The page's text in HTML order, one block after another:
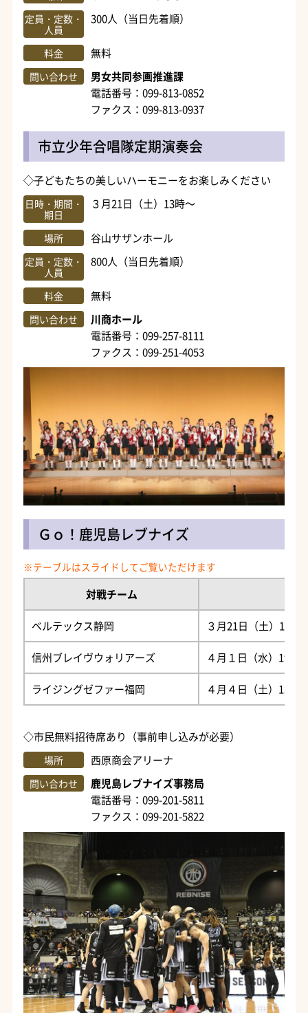
定員・定数・
人員
300人（当日先着順）
料金 無料
問い合わせ
男女共同参画推進課
電話番号：099-813-0852
ファクス：099-813-0937
市立少年合唱隊定期演奏会
◇子どもたちの美しいハーモニーをお楽しみください
日時・期間・
期日
３月21日（土）13時～
場所 谷山サザンホール
定員・定数・
人員
800人（当日先着順）
料金 無料
問い合わせ
川商ホール
電話番号：099-257-8111
ファクス：099-251-4053
Ｇｏ！鹿児島レブナイズ
対戦チーム
ベルテックス静岡 ３月21日（土）15時
信州ブレイヴウォリアーズ ４月１日（水）19時
ライジングゼファー福岡 ４月４日（土）15時
◇市民無料招待席あり（事前申し込みが必要）
場所 西原商会アリーナ
問い合わせ
鹿児島レブナイズ事務局
電話番号：099-201-5811
ファクス：099-201-5822